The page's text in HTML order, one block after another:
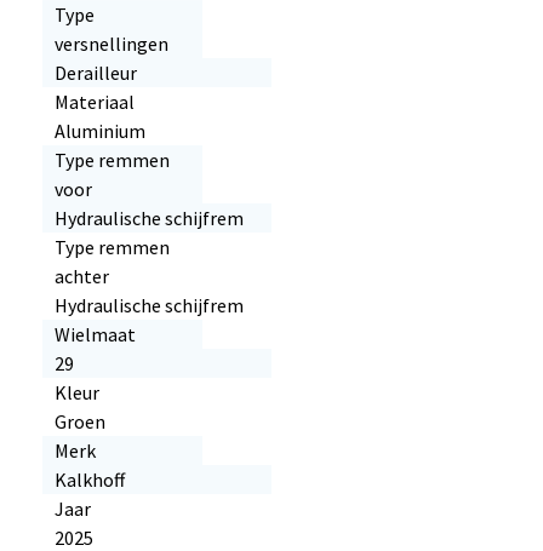
Type
versnellingen
Derailleur
Materiaal
Aluminium
Type remmen
voor
Hydraulische schijfrem
Type remmen
achter
Hydraulische schijfrem
Wielmaat
29
Kleur
Groen
Merk
Kalkhoff
Jaar
2025